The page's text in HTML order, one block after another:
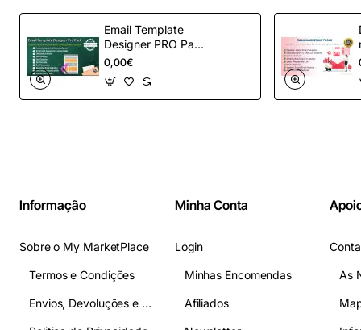
Email Template
Designer PRO Pack
– Automação de e-
mail definitiva para
OpenCart
0,00€
Informação
Sobre o My MarketPlace
Termos e Condições
Envios, Devoluções e Pagamentos
Minha Conta
Login
Minhas Encomendas
Afiliados
As